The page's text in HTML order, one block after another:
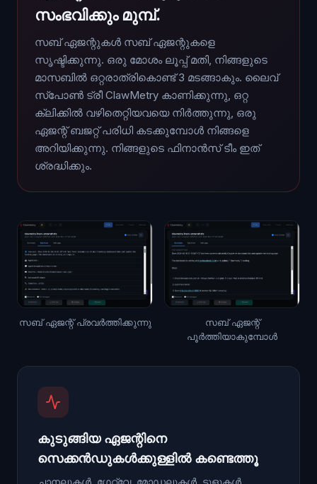
സംഭവിക്കും മുമ്പ്.
സബ് ഏജന്റുകൾ സബ് ഏജന്റുകളെ
സൃഷ്ടിക്കുന്നു. ഒരു മോശം ലൂപ്പ് മതി, നിങ്ങളുടെ
മാസബിൽ ഒറ്റരാത്രികൊണ്ട് 3 മടങ്ങാകും. ലൈവ്
സ്പോൺ ട്രീ ClawMetry കാണിക്കുന്നു, ഒറ്റ
ക്ലിക്കിൽ വഴിതെറ്റിയവയെ നിർത്തുന്നു, ഒരു
ഏജന്റ് ബജറ്റ് പരിധി കടക്കുമ്പോൾ നിങ്ങളെ
അറിയിക്കുന്നു. നിങ്ങളുടെ ഫിനാൻസ് ടീം ഇത്
ശ്രദ്ധിക്കും.
സബ് ഏജന്റ് പ്രവർത്തിക്കുന്നു
സബ് ഏജന്റ്
പൂർത്തിയാകുമ്പോൾ
കുടുങ്ങിയ ഏജന്റിനെ
സെക്കൻഡുകൾക്കുള്ളിൽ കണ്ടെത്തൂ